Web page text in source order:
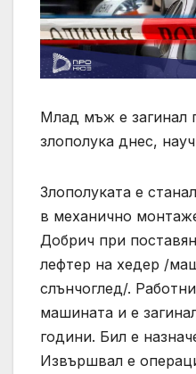
Млад мъж е загинал
злополука днес,
Злополуката е
в механично
Добрич при
лефтер на хедер /
слънчоглед/.
машината и е
години. Бил е
Извършвал е